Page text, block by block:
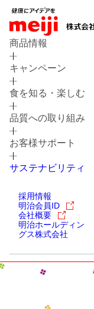
商品情報
キャンペーン
食を知る・楽しむ
品質への取り組み
お客様サポート
サステナビリティ
採用情報
明治会員ID
会社概要
明治ホールディン
グス株式会社